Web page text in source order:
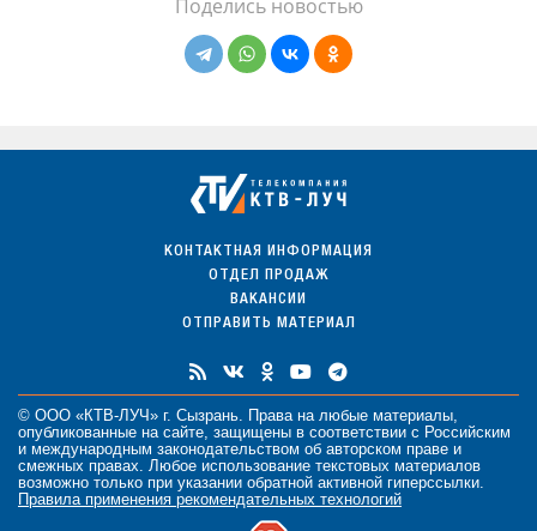
Поделись новостью
КОНТАКТНАЯ ИНФОРМАЦИЯ
ОТДЕЛ ПРОДАЖ
ВАКАНСИИ
ОТПРАВИТЬ МАТЕРИАЛ
© ООО «КТВ-ЛУЧ» г. Сызрань. Права на любые материалы
опубликованные на сайте, защищены в соответствии с Российским
и международным законодательством об авторском праве и
смежных правах. Любое использование текстовых материалов
возможно только при указании обратной активной гиперссылки.
Правила применения рекомендательных технологий